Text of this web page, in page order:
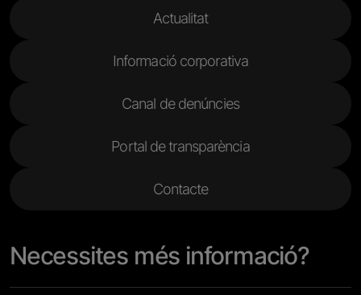
Actualitat
Informació corporativa
Canal de denúncies
Portal de transparència
Contacte
Necessites més informació?